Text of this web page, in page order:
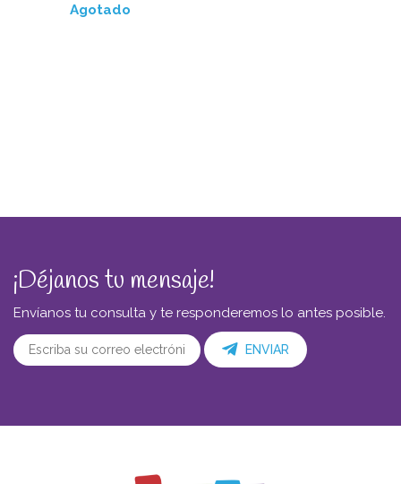
Agotado
¡Déjanos tu mensaje!
Envíanos tu consulta y te responderemos lo antes posible.
ENVIAR